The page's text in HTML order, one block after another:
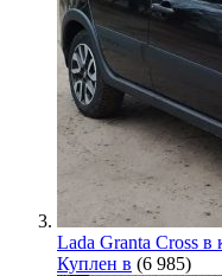
Lada Granta Cross в
Куплен в (6 985)